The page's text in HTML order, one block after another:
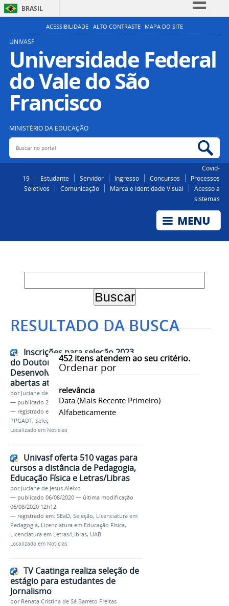
BRASIL
Simplifique!
Participe
Acesso à informação
Legislação
ACESSIBILIDADE ALTO CONTRASTE MAPA DO SITE
UNIVASF
Universidade Federal
do Vale do São
Francisco
MINISTÉRIO DA EDUCAÇÃO
Buscar no portal
Covid-
19
Estudante Servidor Ingresso Concursos
Processos
Seletivos
Comunicação Marca e Identidade Visual
Acesso a
sistemas
RESULTADO DA BUSCA
452itens atendem ao seu critério.
Ordenar por
relevância
Data (mais Recente Primeiro)
Alfabeticamente
Inscrições para seleção 2023
do Doutorado em Agroecologia e
Desenvolvimento Territorial estão
abertas até 5 de dezembro
por Juciane de Jesus Aleixo
— publicado 24/11/2022
— registrado em:
Pós-Graduação,Doutorado
PPGADT, Seleção
Localizado em Notícias
Univasf oferta 510 vagas para
cursos a distância de Pedagogia,
Educação Física e Letras/Libras
por Juciane de Jesus Aleixo
— publicado 06/08/2020 — última modificação
06/08/2020 12h12
— registrado em: SEaD, Seleção, Licenciatura em
Pedagogia, Licenciatura em Educação Física,
Licenciatura em Letras/Libras, UAB
Localizado em Notícias
TV Caatinga realiza seleção de
estágio para estudantes de
Jornalismo
por Renata Cristina de Sá Barreto Freitas